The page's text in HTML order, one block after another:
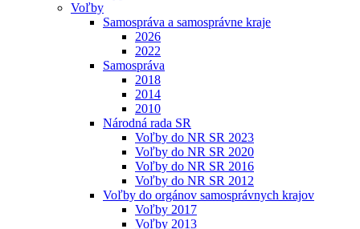
Voľby
Samospráva a samosprávne kraje
2026
2022
Samospráva
2018
2014
2010
Národná rada SR
Voľby do NR SR 2023
Voľby do NR SR 2020
Voľby do NR SR 2016
Voľby do NR SR 2012
Voľby do orgánov samosprávnych krajov
Voľby 2017
Voľby 2013